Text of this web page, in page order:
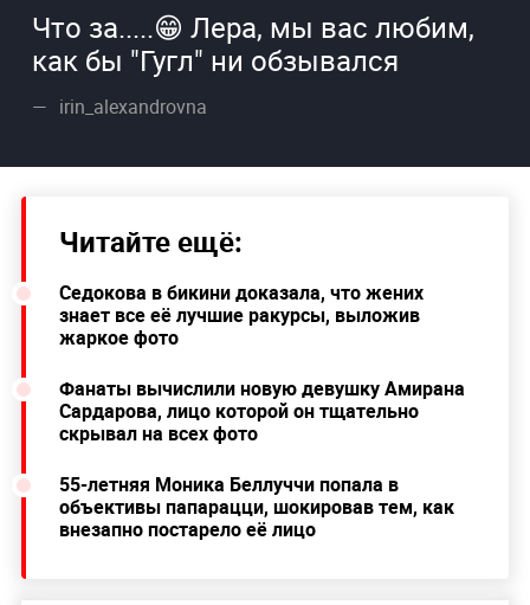
Что за.....😁 Лера, мы вас любим,
как бы "Гугл" ни обзывался
irin_alexandrovna
Читайте ещё:
Седокова в бикини доказала, что жених
знает все её лучшие ракурсы, выложив
жаркое фото
Фанаты вычислили новую девушку Амирана
Сардарова, лицо которой он тщательно
скрывал на всех фото
55-летняя Моника Беллуччи попала в
объективы папарацци, шокировав тем, как
внезапно постарело её лицо